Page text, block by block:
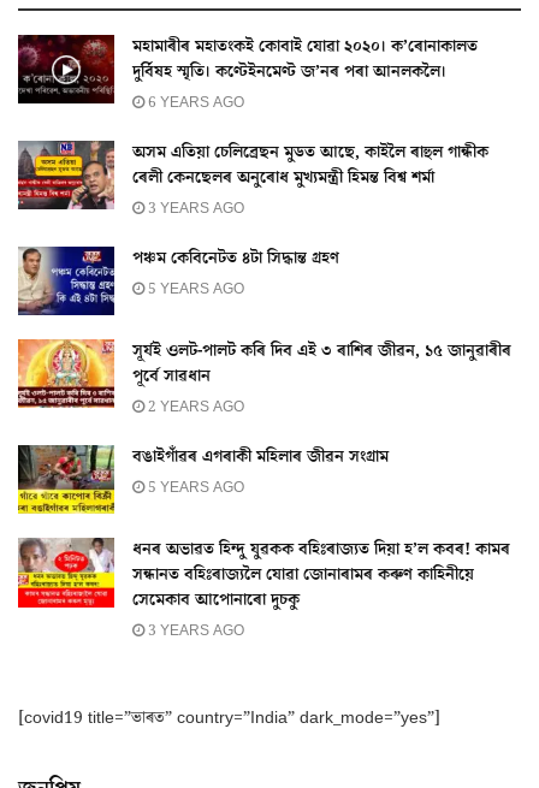
মহামাৰীৰ মহাতংকই কোবাই যোৱা ২০২০। ক’ৰোনাকালত
দুর্বিষহ স্মৃতি। কণ্টেইনমেণ্ট জ’নৰ পৰা আনলকলৈ।
6 YEARS AGO
অসম এতিয়া চেলিব্ৰেছন মুডত আছে, কাইলৈ ৰাহুল গান্ধীক
ৰেলী কেনছেলৰ অনুৰোধ মুখ্যমন্ত্ৰী হিমন্ত বিশ্ব শৰ্মা
3 YEARS AGO
পঞ্চম কেবিনেটত ৪টা সিদ্ধান্ত গ্ৰহণ
5 YEARS AGO
সূৰ্যই ওলট-পালট কৰি দিব এই ৩ ৰাশিৰ জীৱন, ১৫ জানুৱাৰীৰ
পূৰ্বে সাৱধান
2 YEARS AGO
বঙাইগাঁৱৰ এগৰাকী মহিলাৰ জীৱন সংগ্ৰাম
5 YEARS AGO
ধনৰ অভাৱত হিন্দু যুৱকক বহিঃৰাজ্যত দিয়া হ’ল কবৰ! কামৰ
সন্ধানত বহিঃৰাজ্যলৈ যোৱা জোনাৰামৰ কৰুণ কাহিনীয়ে
সেমেকাব আপোনাৰো দুচকু
3 YEARS AGO
[covid19 title=”ভাৰত” country=”India” dark_mode=”yes”]